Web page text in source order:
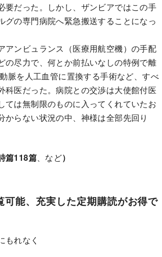
だった。しかし、ザンビアではこの手
の専門病院へ緊急搬送することになっ
ンビュランス（医療用航空機）の手配
の尽力で、何とか前払いなしの特例で離
脈を人工血管に置換する手術など、すべ
医だった。病院との交渉は大使館付医
は無制限のものに入ってくれていたお
らない状況の中、神様は全部先回り
篇118篇、など）
能、充実した定期購読がお得で
もれなく